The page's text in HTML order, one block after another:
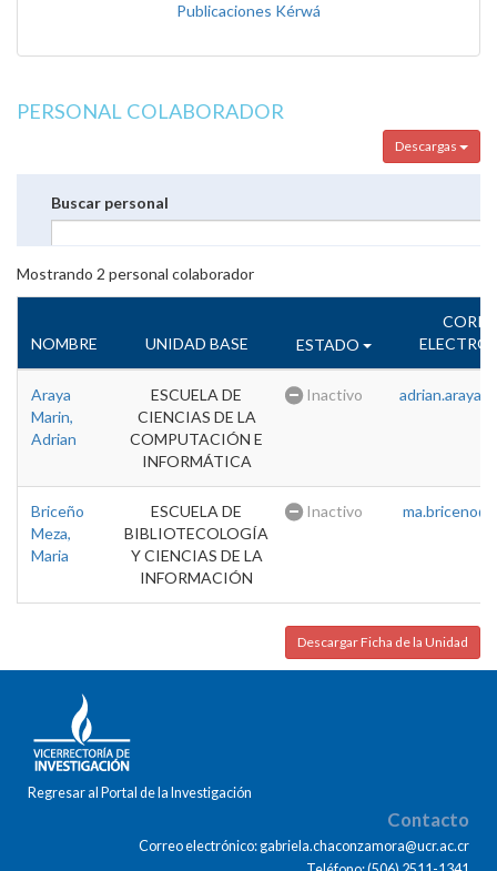
Publicaciones Kérwá
PERSONAL COLABORADOR
Descargas
Buscar personal
Mostrando 2 personal colaborador
NOMBRE UNIDAD BASE ESTADO
Araya
Marin,
Adrian
ESCUELA DE
CIENCIAS DE LA
COMPUTACIÓN E
INFORMÁTICA
Inactivo
Briceño
Meza,
Maria
ESCUELA DE
BIBLIOTECOLOGÍA
Y CIENCIAS DE LA
INFORMACIÓN
Inactivo
Descargar Ficha de la Unidad
Regresar al Portal de la Investigación
Contacto
Correo electrónico: gabriela.chaconzamora@ucr.ac.cr